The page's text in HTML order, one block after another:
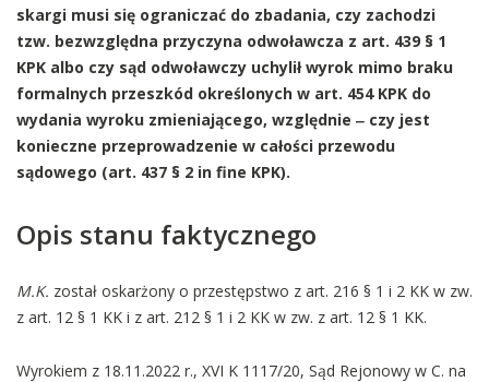
skargi musi się ograniczać do zbadania, czy zachodzi
tzw. bezwzględna przyczyna odwoławcza z art. 439 § 1
KPK albo czy sąd odwoławczy uchylił wyrok mimo braku
formalnych przeszkód określonych w art. 454 KPK do
wydania wyroku zmieniającego, względnie ‒ czy jest
konieczne przeprowadzenie w całości przewodu
sądowego (art. 437 § 2 in fine KPK).
Opis stanu faktycznego
M.K. został oskarżony o przestępstwo z art. 216 § 1 i 2 KK w zw.
z art. 12 § 1 KK i z art. 212 § 1 i 2 KK w zw. z art. 12 § 1 KK.
Wyrokiem z 18.11.2022 r., XVI K 1117/20, Sąd Rejonowy w C. na